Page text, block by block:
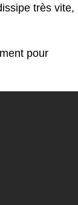
très vite,
pour